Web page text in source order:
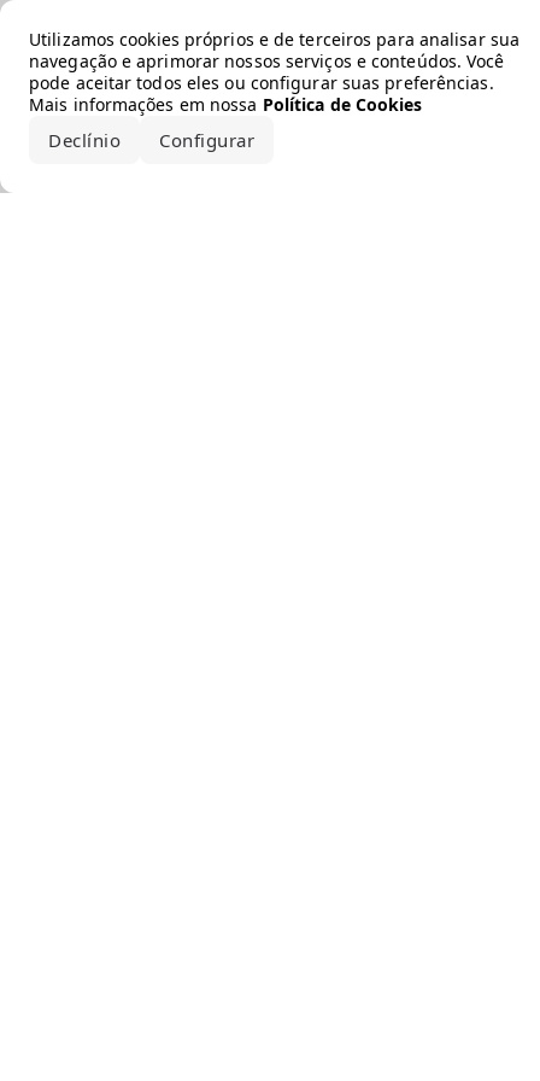
Utilizamos cookies próprios e de terceiros para analisar sua
navegação e aprimorar nossos serviços e conteúdos. Você
pode aceitar todos eles ou configurar suas preferências.
Mais informações em nossa Política de Cookies
Declínio Configurar
Error loading the brand